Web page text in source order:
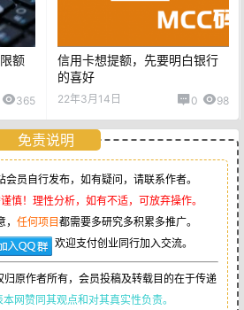
额
365
信用卡想提额，先要明白银行
的喜好
22年3月14日 0 98
免责说明
员自行发布，如有疑问，请联系作者。
！理性分析，如有不适，可放弃操作。
任何项目都需要多研究多积累多推广。
欢迎支付创业同行加入交流。
归原作者所有，会员投稿及转载目的在于传递
网赞同其观点和对其真实性负责。